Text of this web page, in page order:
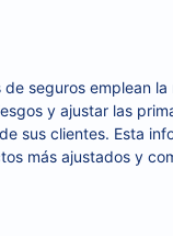
de seguros emplean
y ajustar las
sus clientes. Esta
más ajustados y